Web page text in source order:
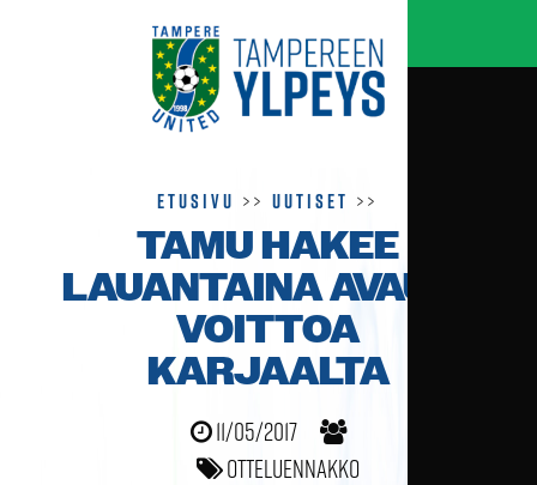
Etusivu >>Uutiset >>
TAMU HAKEE
LAUANTAINA AVAUS­
VOITTOA
KARJAALTA
11/05/2017
Otteluennakko